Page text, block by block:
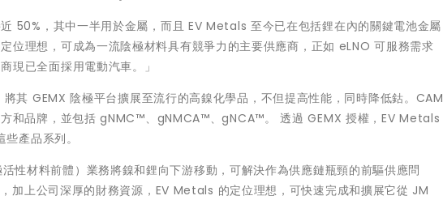
50%，其中一半用於金屬，而且 EV Metals 至今已在包括鋰在內的關鍵電池金屬
位理想，可成為一流陰極材料具有競爭力的主要供應商，正如 eLNO 可服務需求
現已全面採用電動汽車。」
其 GEMX 陰極平台擴展至流行的高鎳化學品，不但提高性能，同時降低鈷。CAM
和品牌，並包括 gNMC™、gNMCA™、gNCA™。 透過 GEMX 授權，EV Metals
產品系列。
材料前體）業務將鎳和鋰向下游移動，可解決作為供應鏈瓶頸的前驅供應問
加上公司深厚的財務資源，EV Metals 的定位理想，可快速完成和擴展它從 JM